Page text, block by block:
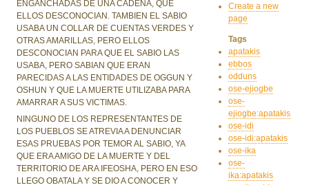
ENGANCHADAS DE UNA CADENA, QUE
ELLOS DESCONOCIAN. TAMBIEN EL SABIO
USABA UN COLLAR DE CUENTAS VERDES Y
OTRAS AMARILLAS, PERO ELLOS
DESCONOCIAN PARA QUE EL SABIO LAS
USABA, PERO SABIAN QUE ERAN
PARECIDAS A LAS ENTIDADES DE OGGUN Y
OSHUN Y QUE LA MUERTE UTILIZABA PARA
AMARRAR A SUS VICTIMAS.
NINGUNO DE LOS REPRESENTANTES DE
LOS PUEBLOS SE ATREVIA A DENUNCIAR
ESAS PRUEBAS POR TEMOR AL SABIO, YA
QUE ERA AMIGO DE LA MUERTE Y DEL
TERRITORIO DE ARA IFEOSHA, PERO EN ESO
LLEGO OBATALA Y SE DIO A CONOCER Y
Create a new
page
Tags
apatakis
ebbos
odduns
ose-ejiogbe
ose-
ejiogbe:apatakis
ose-idi
ose-idi:apatakis
ose-ika
ose-
ika:apatakis